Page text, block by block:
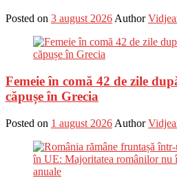
Posted on 3 august 2026 Author
Femeie în comă 42 de zile
căpușe în Grecia
Posted on 1 august 2026 Author